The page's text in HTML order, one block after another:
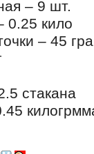
– 9 шт.
0.25 кило
– 45
стакана